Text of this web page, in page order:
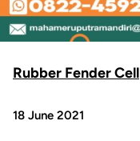
Rubber Fender Cell
18 June 2021